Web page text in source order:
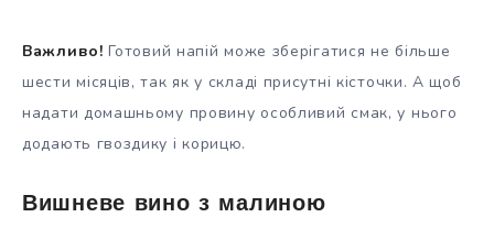
Важливо!Готовий напій може зберігатися не більше
шести місяців, так як у складі присутні кісточки. А щоб
надати домашньому провину особливий смак, у нього
додають гвоздику і корицю.
Вишневе вино з малиною